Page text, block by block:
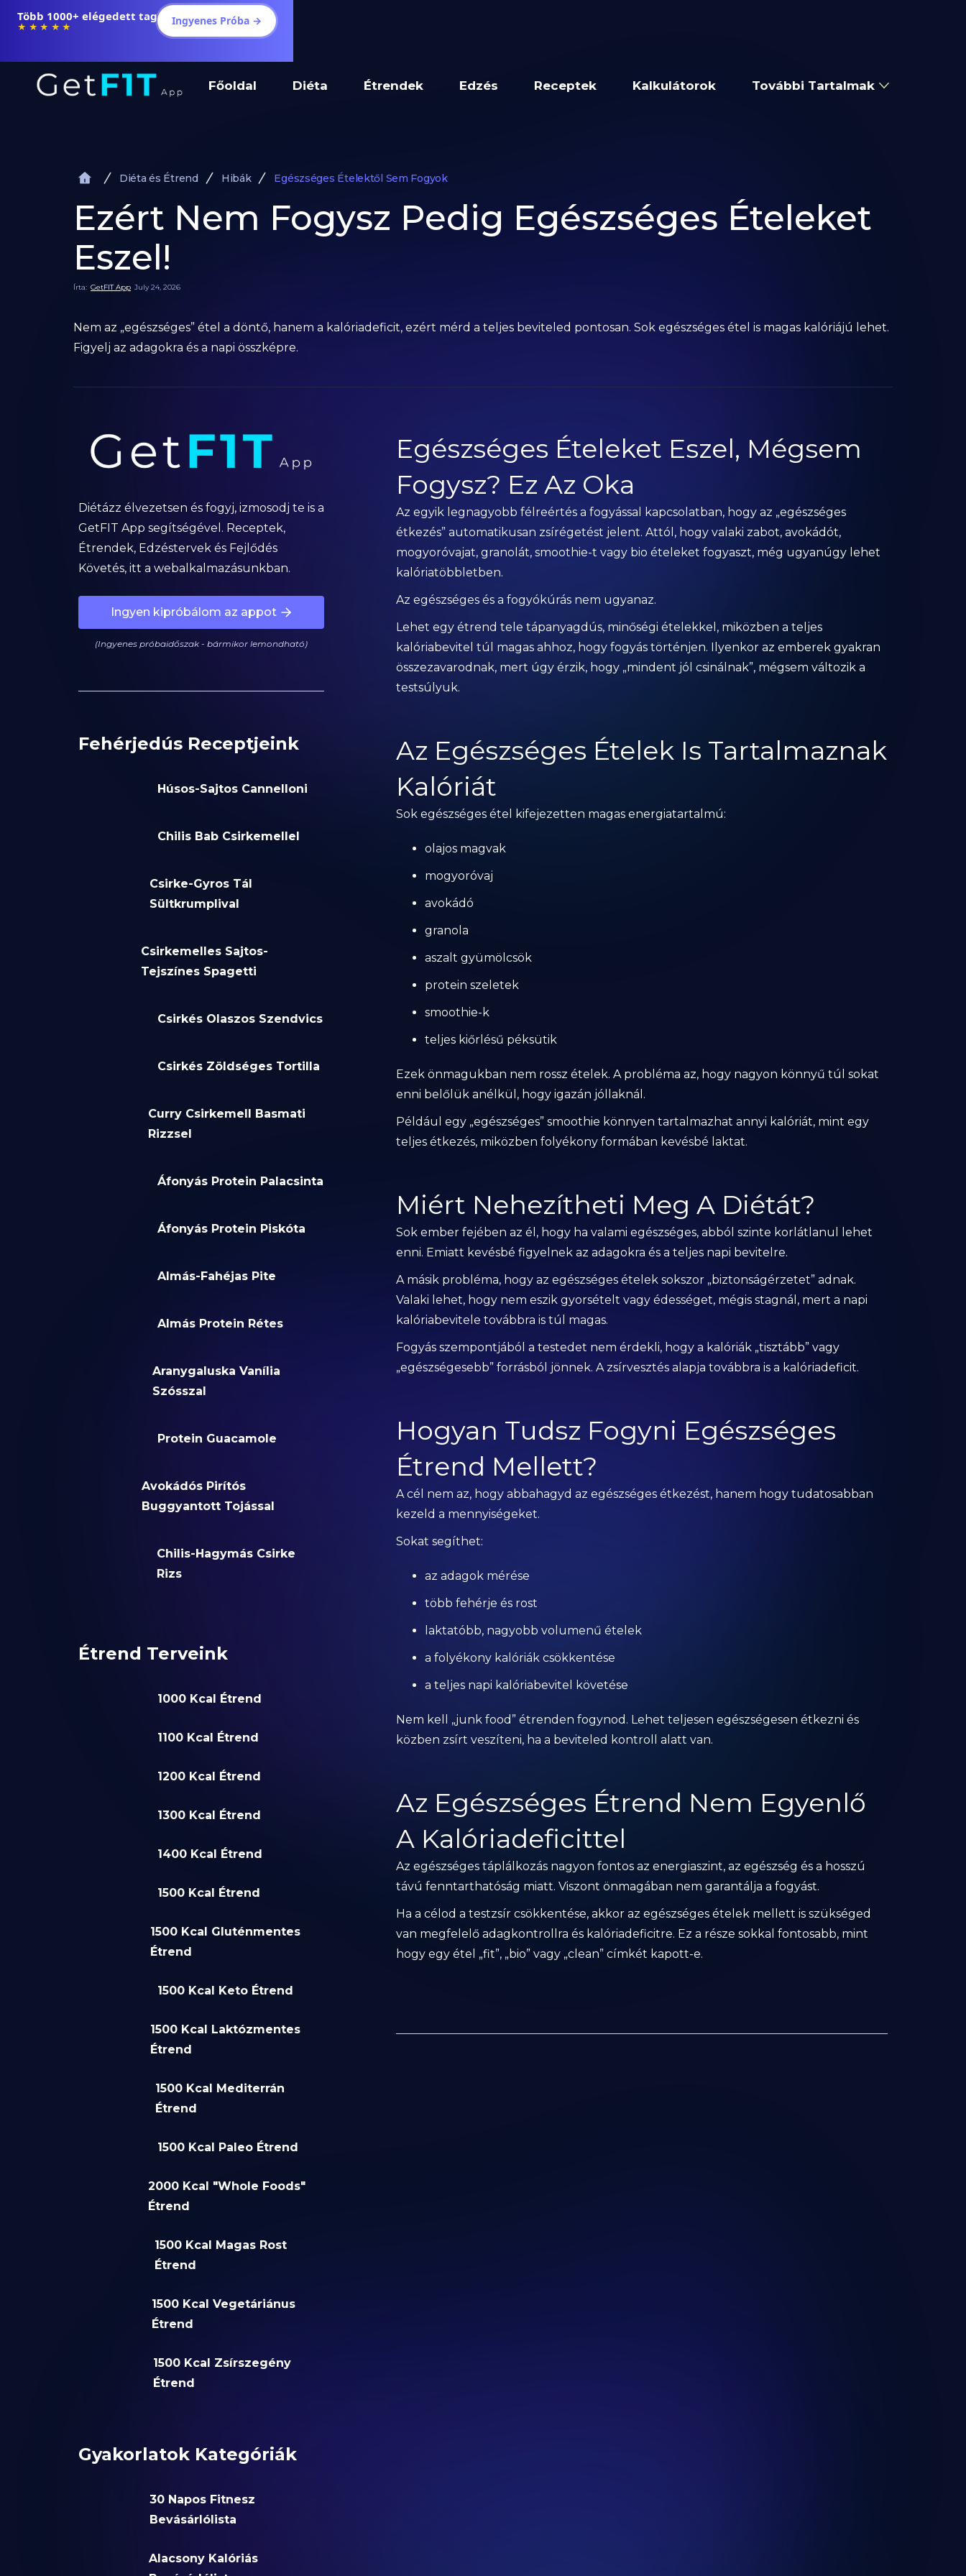
Több 1000+ elégedett tag
★★★★★ Ingyenes Próba →
Főoldal Diéta Étrendek Edzés Receptek Kalkulátorok További Tartalmak
Diéta és Étrend Hibák Egészséges Ételektől Sem Fogyok
Ezért Nem Fogysz Pedig Egészséges Ételeket
Eszel!
Írta: GetFIT App July 24, 2026
Nem az „egészséges” étel a döntő, hanem a kalóriadeficit, ezért mérd a teljes beviteled pontosan. Sok egészséges étel is magas kalóriájú lehet.
Figyelj az adagokra és a napi összképre.
Diétázz élvezetsen és fogyj, izmosodj te is a
GetFIT App segítségével. Receptek,
Étrendek, Edzéstervek és Fejlődés
Követés, itt a webalkalmazásunkban.
Ingyen kipróbálom az appot
(Ingyenes próbaidőszak - bármikor lemondható)
Fehérjedús Receptjeink
Húsos-Sajtos Cannelloni
Chilis Bab Csirkemellel
Csirke-Gyros Tál
Sültkrumplival
Csirkemelles Sajtos-
Tejszínes Spagetti
Csirkés Olaszos Szendvics
Csirkés Zöldséges Tortilla
Curry Csirkemell Basmati
Rizzsel
Áfonyás Protein Palacsinta
Áfonyás Protein Piskóta
Almás-Fahéjas Pite
Almás Protein Rétes
Aranygaluska Vanília
Szósszal
Protein Guacamole
Avokádós Pirítós
Buggyantott Tojással
Chilis-Hagymás Csirke
Rizs
Étrend Terveink
1000 Kcal Étrend
1100 Kcal Étrend
1200 Kcal Étrend
1300 Kcal Étrend
1400 Kcal Étrend
1500 Kcal Étrend
1500 Kcal Gluténmentes
Étrend
1500 Kcal Keto Étrend
1500 Kcal Laktózmentes
Étrend
1500 Kcal Mediterrán
Étrend
1500 Kcal Paleo Étrend
2000 Kcal "Whole Foods"
Étrend
1500 Kcal Magas Rost
Étrend
1500 Kcal Vegetáriánus
Étrend
1500 Kcal Zsírszegény
Étrend
Gyakorlatok Kategóriák
30 Napos Fitnesz
Bevásárlólista
Alacsony Kalóriás
Egészséges Ételeket Eszel, Mégsem
Fogysz? Ez Az Oka
Az egyik legnagyobb félreértés a fogyással kapcsolatban, hogy az „egészséges
étkezés” automatikusan zsírégetést jelent. Attól, hogy valaki zabot, avokádót,
mogyoróvajat, granolát, smoothie-t vagy bio ételeket fogyaszt, még ugyanúgy lehet
kalóriatöbbletben.
Az egészséges és a fogyókúrás nem ugyanaz.
Lehet egy étrend tele tápanyagdús, minőségi ételekkel, miközben a teljes
kalóriabevitel túl magas ahhoz, hogy fogyás történjen. Ilyenkor az emberek gyakran
összezavarodnak, mert úgy érzik, hogy „mindent jól csinálnak”, mégsem változik a
testsúlyuk.
Az Egészséges Ételek Is Tartalmaznak
Kalóriát
Sok egészséges étel kifejezetten magas energiatartalmú:
olajos magvak
mogyoróvaj
avokádó
granola
aszalt gyümölcsök
protein szeletek
smoothie-k
teljes kiőrlésű péksütik
Ezek önmagukban nem rossz ételek. A probléma az, hogy nagyon könnyű túl sokat
enni belőlük anélkül, hogy igazán jóllaknál.
Például egy „egészséges” smoothie könnyen tartalmazhat annyi kalóriát, mint egy
teljes étkezés, miközben folyékony formában kevésbé laktat.
Miért Nehezítheti Meg A Diétát?
Sok ember fejében az él, hogy ha valami egészséges, abból szinte korlátlanul lehet
enni. Emiatt kevésbé figyelnek az adagokra és a teljes napi bevitelre.
A másik probléma, hogy az egészséges ételek sokszor „biztonságérzetet” adnak.
Valaki lehet, hogy nem eszik gyorsételt vagy édességet, mégis stagnál, mert a napi
kalóriabevitele továbbra is túl magas.
Fogyás szempontjából a testedet nem érdekli, hogy a kalóriák „tisztább” vagy
„egészségesebb” forrásból jönnek. A zsírvesztés alapja továbbra is a kalóriadeficit.
Hogyan Tudsz Fogyni Egészséges
Étrend Mellett?
A cél nem az, hogy abbahagyd az egészséges étkezést, hanem hogy tudatosabban
kezeld a mennyiségeket.
Sokat segíthet:
az adagok mérése
több fehérje és rost
laktatóbb, nagyobb volumenű ételek
a folyékony kalóriák csökkentése
a teljes napi kalóriabevitel követése
Nem kell „junk food” étrenden fogynod. Lehet teljesen egészségesen étkezni és
közben zsírt veszíteni, ha a beviteled kontroll alatt van.
Az Egészséges Étrend Nem Egyenlő
A Kalóriadeficittel
Az egészséges táplálkozás nagyon fontos az energiaszint, az egészség és a hosszú
távú fenntarthatóság miatt. Viszont önmagában nem garantálja a fogyást.
Ha a célod a testzsír csökkentése, akkor az egészséges ételek mellett is szükséged
van megfelelő adagkontrollra és kalóriadeficitre. Ez a része sokkal fontosabb, mint
hogy egy étel „fit”, „bio” vagy „clean” címkét kapott-e.